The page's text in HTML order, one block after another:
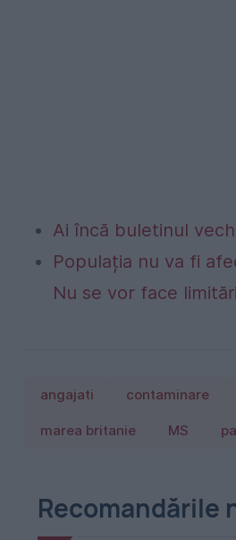
Ai încă buletinul
Populația nu va fi
Nu se vor face
angajati contaminare
marea britanie MS
Recomandările